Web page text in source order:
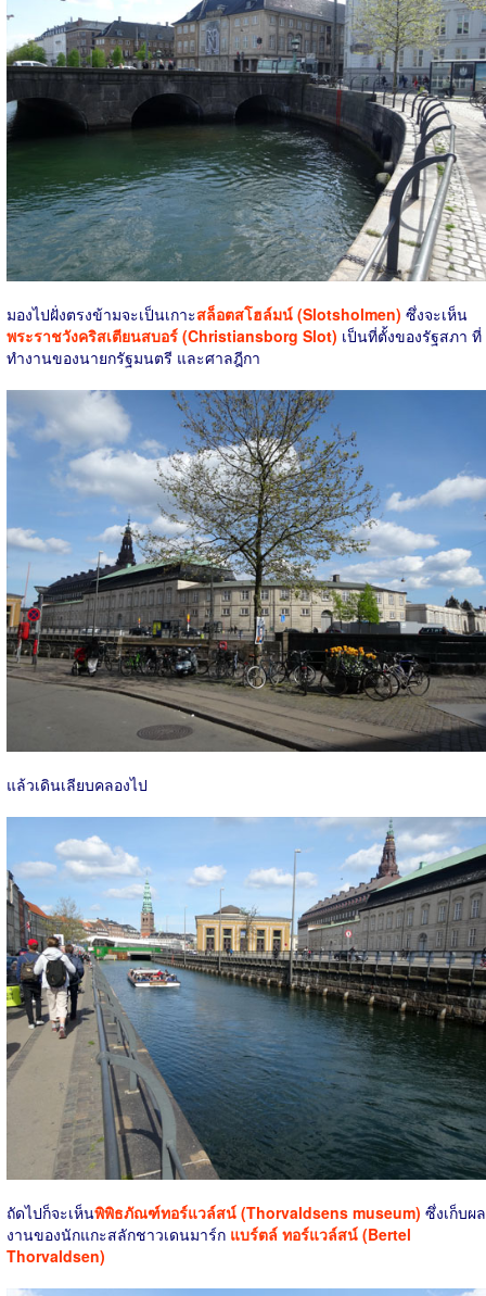
มองไปฝั่งตรงข้ามจะเป็นเกาะสล็อตสโฮล์มน์ (Slotsholmen) ซึ่งจะเห็น
พระราชวังคริสเตียนสบอร์ (Christiansborg Slot) เป็นที่ตั้งของรัฐสภา ที่
ทำงานของนายกรัฐมนตรี และศาลฎีกา
แล้วเดินเลียบคลองไป
ถัดไปก็จะเห็นพิพิธภัณฑ์ทอร์แวล์สน์ (Thorvaldsens museum) ซึ่งเก็บผล
งานของนักแกะสลักชาวเดนมาร์ก แบร์ตล์ ทอร์แวล์สน์ (Bertel
Thorvaldsen)